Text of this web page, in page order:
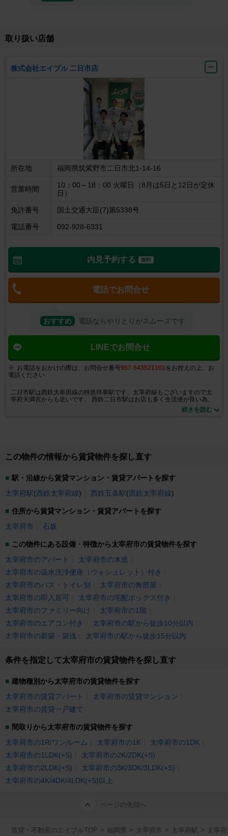
取り扱い店舗
株式会社エイブル 二日市店
所在地 福岡県筑紫野市二日市北1-14-16
営業時間
10：00～18：00 火曜日（8月は5日と12日が定休
日）
免許番号 国土交通大臣(7)第5338号
電話番号 092-928-6331
内見予約する 無料
電話でお問合せ
おすすめ 電話ならやりとりがスムーズです
LINEでお問合せ
お電話をおかけの際は、お問合せ番号957-543521101 をお控えの上、お
電話ください
二日市駅は西鉄大牟田線の特急停車駅です。太宰府線もございますので太
宰府天満宮からも近いです。 西鉄二日市駅はお店も多く生活便が良い為、
学生さん新婚さん・ファミリーにも人気の駅です。 当店は筑紫野市、太宰
府市を中心に大野城市、春日市、小郡市、朝倉市、筑前町と幅広く物件を
す。初期費用を抑えたい！ペットと一緒に住みたい！など不動産賃貸のお
部屋探しはお任せください！お部屋探しは出会いです。お客様にご満足い
ておりますのでお車でのご来店でもお待ちしております。
続きを読む
この物件の情報から賃貸物件を探し直す
駅・沿線から賃貸マンション・賃貸アパートを探す
太宰府駅(西鉄太宰府線) 西鉄五条駅(西鉄太宰府線)
住所から賃貸マンション・賃貸アパートを探す
太宰府市
石坂
この物件にある設備・特徴から太宰府市の賃貸物件を探す
太宰府市のアパート
太宰府市の木造
太宰府市の温水洗浄便座（ウォシュレット）付き
太宰府市のバス・トイレ別
太宰府市の角部屋
太宰府市の即入居可
太宰府市の宅配ボックス付き
太宰府市のファミリー向け
太宰府市の1階
太宰府市のエアコン付き
太宰府市の駅から徒歩10分以内
太宰府市の新築・築浅
太宰府市の駅から徒歩15分以内
条件を指定して太宰府市の賃貸物件を探し直す
建物種別から太宰府市の賃貸物件を探す
太宰府市の賃貸アパート
太宰府市の賃貸マンション
太宰府市の賃貸一戸建て
間取りから太宰府市の賃貸物件を探す
太宰府市の1R/ワンルーム
太宰府市の1K
太宰府市の1DK
太宰府市の1LDK(+S)
太宰府市の2K/2DK(+S)
太宰府市の2LDK(+S)
太宰府市の3K/3DK/3LDK(+S)
太宰府市の4K/4DK/4LDK(+S)以上
ページの先頭へ
賃貸・不動産のエイブルTOP > 福岡県 > 太宰府市 > 太宰府駅 > 太宰